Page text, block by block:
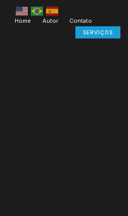
Home Autor Contato
SERVIÇOS